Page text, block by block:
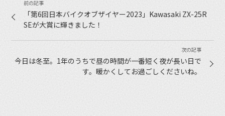
「第6回日本バイクオブザイヤー2023」Kawasaki ZX-25R
SEが大賞に輝きました！
今日は冬至。1年のうちで昼の時間が一番短く夜が長い日で
す。暖かくしてお過ごしくださいね。